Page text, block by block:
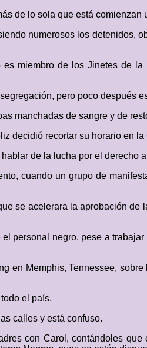
de lo sola que está comienzan
numerosos los detenidos,
miembro de los Jinetes de
pero poco después
manchadas de sangre y de
decidió recortar su horario en
de la lucha por el derecho
cuando un grupo de
se acelerara la aprobación
personal negro, pese a
en Memphis, Tennessee,
el país.
calles y está confuso.
con Carol, contándoles